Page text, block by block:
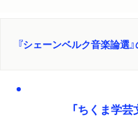
『シェーンベルク音楽論選
「ちくま学